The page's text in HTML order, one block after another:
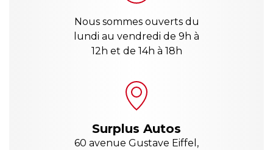
Nous sommes ouverts du
lundi au vendredi de 9h à
12h et de 14h à 18h
Surplus Autos
60 avenue Gustave Eiffel,